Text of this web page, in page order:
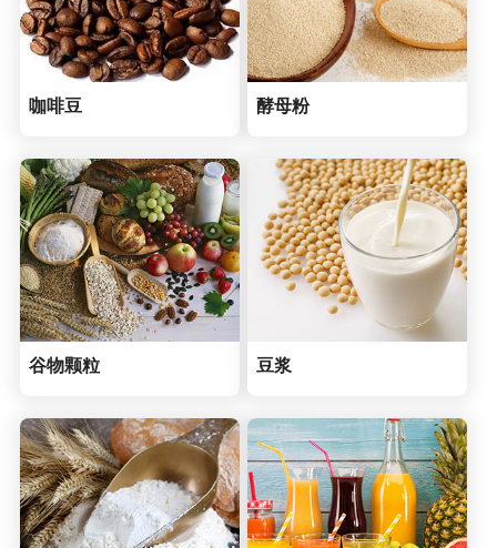
咖啡豆 酵母粉
谷物颗粒 豆浆